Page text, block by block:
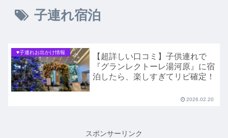
子連れ宿泊
♥子連れお出かけ情報
【超詳しい口コミ】子供連れで
『グランレクトーレ湯河原』に宿
泊したら、楽しすぎてリピ確定！
2026.02.20
スポンサーリンク